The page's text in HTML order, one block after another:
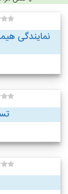
نمایندگی